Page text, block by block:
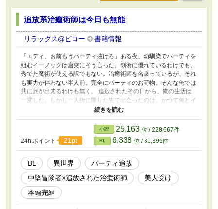
追放系治癒術師は今日も無能
リラックス@ピロー 書籍情報
「エディ、お前もうパーティ抜けろ」ある夜、幼馴染でパーティを
組むイーノックは唐突にそう言った。剣術に優れているわけでも、
秀でた魔術が使える訳でもない。治癒術師を名乗っているが、それ
も実力が伴わない半人前。完全にパーティのお荷物。そんな俺では
共に旅が出来るわけも無く。 追放されたその日から、俺の生活は
一変した。しかし一人街に降りた先で出会ったのは、かつて俺とイ
ーノックがパーティを組むきっかけとなった冒険者、グレアムだっ
24h.ポイント 21pt
小説 25,163 位 / 228,667件
BL 6,338 位 / 31,396件
BL 異世界
パーティ追放
中堅冒険者×追放された治癒術師
美人受け
本編完結